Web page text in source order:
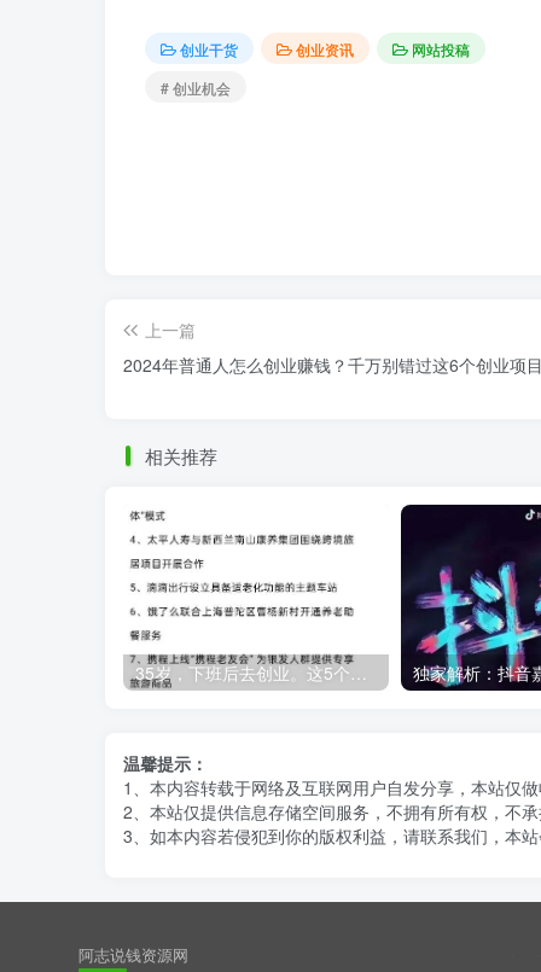
创业干货 创业资讯
网站投稿
# 创业机会
上一篇
2024年普通人怎么创业赚钱？千万别错过这6个创业项
相关推荐
温馨提示：
1、本内容转载于网络及互联网用户自发分享，本站仅
2、本站仅提供信息存储空间服务，不拥有所有权，不
3、如本内容若侵犯到你的版权利益，请联系我们，本
阿志说钱资源网